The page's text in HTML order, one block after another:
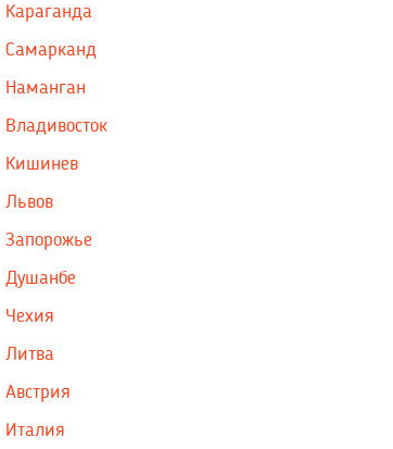
Караганда
Самарканд
Наманган
Владивосток
Кишинев
Львов
Запорожье
Душанбе
Чехия
Литва
Австрия
Италия